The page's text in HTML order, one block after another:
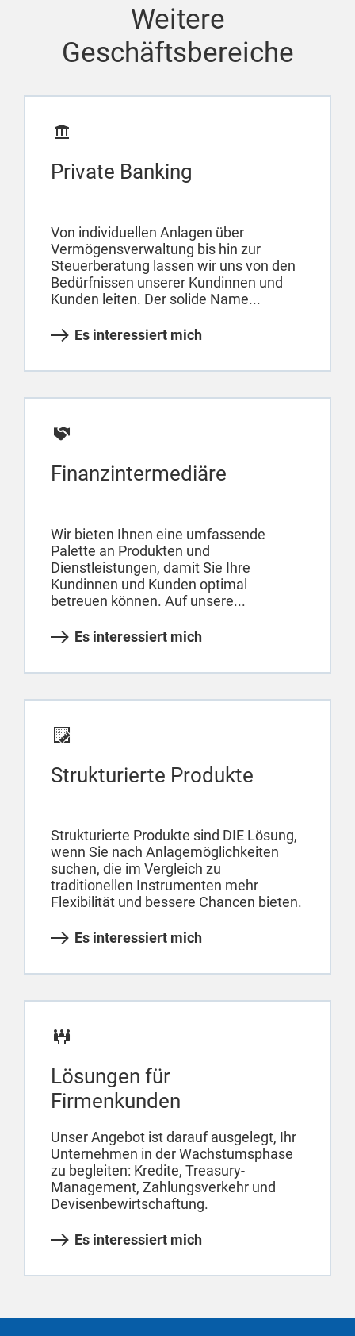
Weitere
Geschäftsbereiche
Private Banking
Von individuellen Anlagen über
Vermögensverwaltung bis hin zur
Steuerberatung lassen wir uns von den
Bedürfnissen unserer Kundinnen und
Kunden leiten. Der solide Name...
Es interessiert mich
Finanzintermediäre
Wir bieten Ihnen eine umfassende
Palette an Produkten und
Dienstleistungen, damit Sie Ihre
Kundinnen und Kunden optimal
betreuen können. Auf unsere...
Es interessiert mich
Strukturierte Produkte
Strukturierte Produkte sind DIE Lösung,
wenn Sie nach Anlagemöglichkeiten
suchen, die im Vergleich zu
traditionellen Instrumenten mehr
Flexibilität und bessere Chancen bieten.
Es interessiert mich
Lösungen für
Firmenkunden
Unser Angebot ist darauf ausgelegt, Ihr
Unternehmen in der Wachstumsphase
zu begleiten: Kredite, Treasury-
Management, Zahlungsverkehr und
Devisenbewirtschaftung.
Es interessiert mich